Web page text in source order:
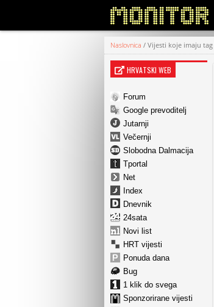
Naslovnica / Vijesti koje imaju tag
HRVATSKI WEB
Forum
Google prevoditelj
Jutarnji
Večernji
Slobodna Dalmacija
Tportal
Net
Index
Dnevnik
24sata
Novi list
HRT vijesti
Ponuda dana
Bug
1 klik do svega
Sponzorirane vijesti